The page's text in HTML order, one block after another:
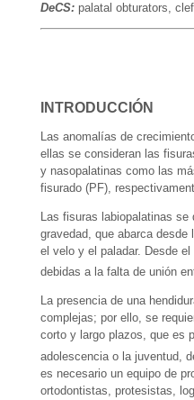
DeCS: palatal obturators,
INTRODUCCIÓN
Las anomalías de
ellas se consideran las
y nasopalatinas como las
fisurado (PF),
Las fisuras labiopalatinas
gravedad, que abarca
el velo y el paladar. Desde
debidas a la falta de unión
La presencia de una
complejas; por ello, se
corto y largo plazos, que es
adolescencia o la juventud,
es necesario un equipo de
ortodontistas, protesistas,